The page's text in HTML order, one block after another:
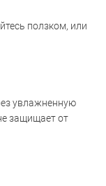
ползком, или
увлажненную
защищает от